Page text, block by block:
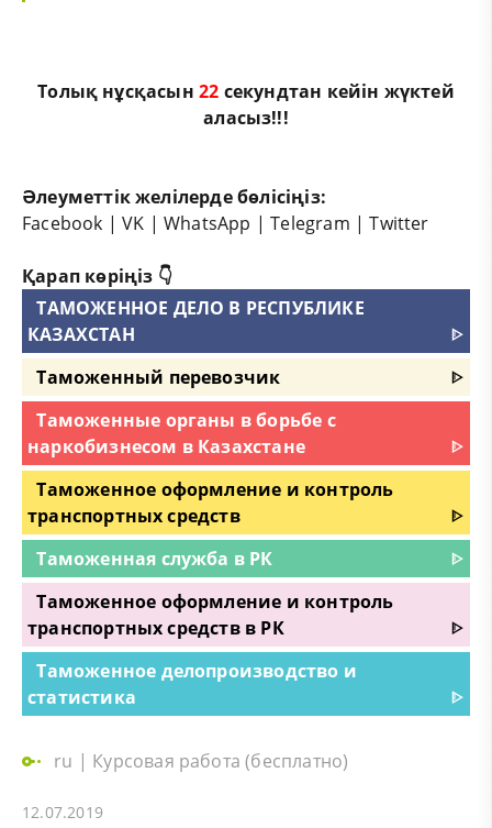
Толық нұсқасын21 секундтан кейін жүктей
аласыз!!!
Әлеуметтік желілерде бөлісіңіз:
Facebook |VK |WhatsApp |Telegram |Twitter
Қарап көріңіз 👇
ТАМОЖЕННОЕ ДЕЛО В РЕСПУБЛИКЕ
КАЗАХСТАН
ᐈ
Таможенный перевозчик
ᐈ
Таможенные органы в борьбе с
наркобизнесом в Казахстане
ᐈ
Таможенное оформление и контроль
транспортных средств
ᐈ
Таможенная служба в РК
ᐈ
Таможенное оформление и контроль
транспортных средств в РК
ᐈ
Таможенное делопроизводство и
статистика
ᐈ
ru | Курсовая работа (бесплатно)
12.07.2019